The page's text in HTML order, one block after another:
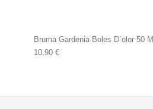
Bruma Gardenia Boles D´olor 50 Ml
10,90 €